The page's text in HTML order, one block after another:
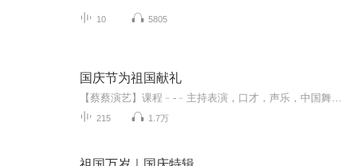
10 5805
国庆节为祖国献礼
215 1.7万